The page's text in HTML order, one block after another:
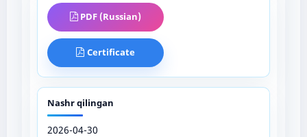
PDF (Russian)
Certificate
Nashr qilingan
2026-04-30